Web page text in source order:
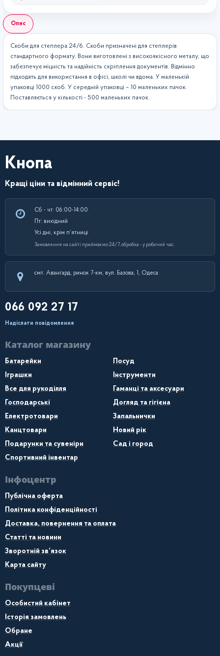
Опис
Скоби для степлера 24/6. Скоби призначені для степлерів
стандартного формату. Вони виготовлені з високоякісного металу, що
забезпечує міцність та надійність скріплення документів. Відмінно
підходять для використання в офісі, школі чи вдома. У маленькій
упаковці 1000 скоб. У середній упаковці – 10 маленьких пачок.
Поставляється у кількості - 500 маленьких пачок.
Кнопа
Кращі ціни та відмінний сервіс!
Сб - чт: 06:00-14:00
Пт: вихідний
Усі дні, крім п’ятниці
Замовлення на сайті приймаємо 24/7, обробка - у робочий час.
смт. Авангард, ринок 7-км, вул. Базова, 1, Одеса
066 092 27 17
Надіслати повідомлення
Каталог магазину
Батарейки
Посуд
Іграшки
Інструменти
Все для рукоділля
Гаманці та аксесуари
Господарські
Догляд та гігієна
Електротовари
Запальнички
Канцтовари
Новий рік
Подарунки та сувеніри
Сад і город
Спортивний інвентар
Інфоцентр
Публічна оферта
Політика конфіденційності
Доставка, повернення та оплата
Статті та новини
Зворотній зв’язок
Карта сайту
Покупцеві
Особистий кабінет
Історія замовлень
Обране
Акції